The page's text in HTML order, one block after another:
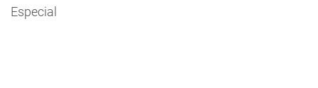
Especial